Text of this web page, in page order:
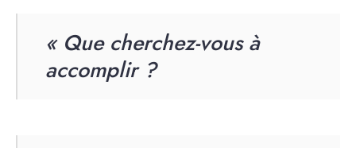
« Que cherchez-vous à
accomplir ?